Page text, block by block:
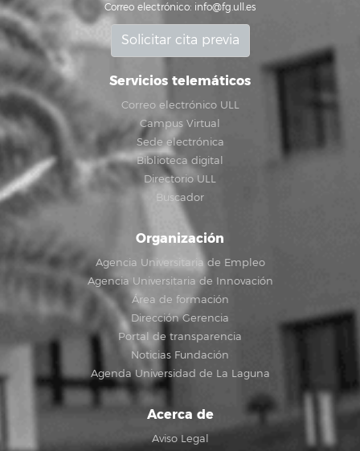
Correo electrónico: info@fg.ull.es
Solicitar cita previa
Servicios telemáticos
Correo electrónico ULL
Campus Virtual
Sede electrónica
Biblioteca digital
Directorio ULL
Buscador
Organización
Agencia Universitaria de Empleo
Agencia Universitaria de Innovación
Área de formación
Dirección Gerencia
Portal de transparencia
Noticias Fundación
Agenda Universidad de La Laguna
Acerca de
Aviso Legal